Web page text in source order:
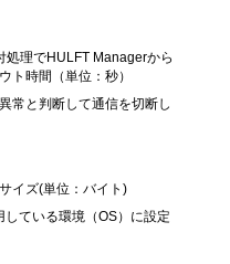
理でHULFT Managerから
ト時間（単位：秒）
常と判断して通信を切断し
イズ(単位：バイト)
している環境（OS）に設定